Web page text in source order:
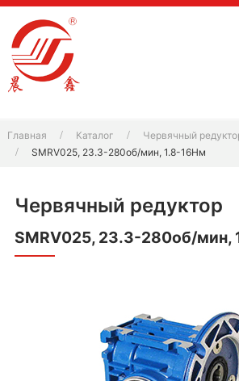
Главная Каталог
Червячный
SMRV025, 23.3-280об/мин, 1.8-16Нм
Червячный редуктор
SMRV025, 23.3-280об/мин,